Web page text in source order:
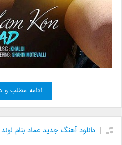
ادامه مطلب و
دانلود آهنگ جدید عماد بنام لوند